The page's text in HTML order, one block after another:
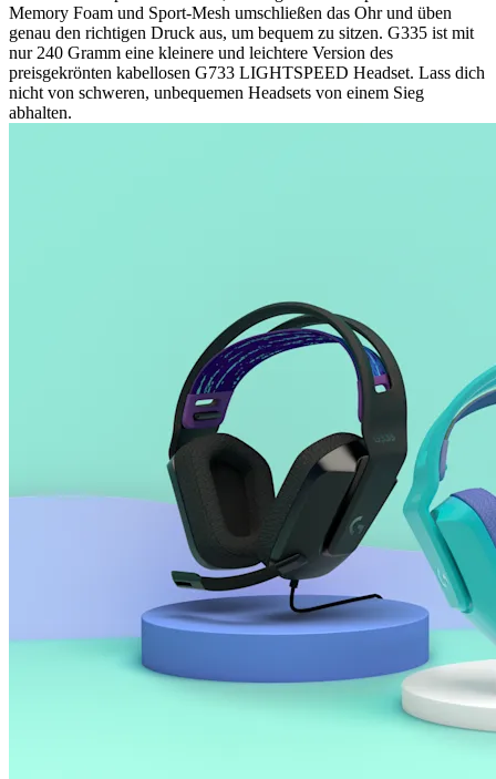
Memory Foam und Sport-Mesh umschließen das Ohr und üben
genau den richtigen Druck aus, um bequem zu sitzen. G335 ist mit
nur 240 Gramm eine kleinere und leichtere Version des
preisgekrönten kabellosen G733 LIGHTSPEED Headset. Lass dich
nicht von schweren, unbequemen Headsets von einem Sieg
abhalten.